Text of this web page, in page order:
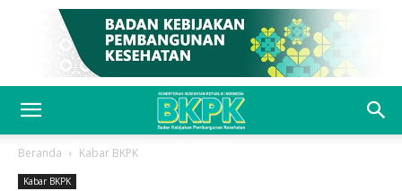
Beranda Kabar BKPK
Kabar BKPK